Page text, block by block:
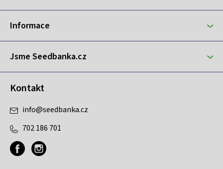
a
í
Informace
Jsme Seedbanka.cz
Kontakt
info@seedbanka.cz
702 186 701